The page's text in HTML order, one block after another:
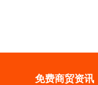
免费商贸资讯